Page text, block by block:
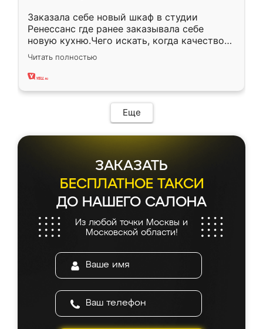
Заказала себе новый шкаф в студии
Ренессанс где ранее заказывала себе
новую кухню.Чего искать, когда качеством
вполне довольна. Служит кухня уже почти
два года, нареканий нет.
Читать полностью
Еще
ЗАКАЗАТЬ
БЕСПЛАТНОЕ ТАКСИ
ДО НАШЕГО САЛОНА
Из любой точки Москвы и
Московской области!